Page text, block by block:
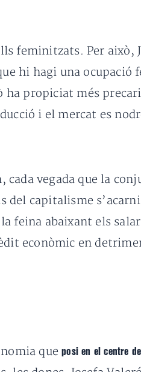
feminitzats. Per això,
hi hagi una ocupació
ha propiciat més
i el mercat es
cada vegada que la
capitalisme
feina abaixant els
econòmic en
queposi en el centre